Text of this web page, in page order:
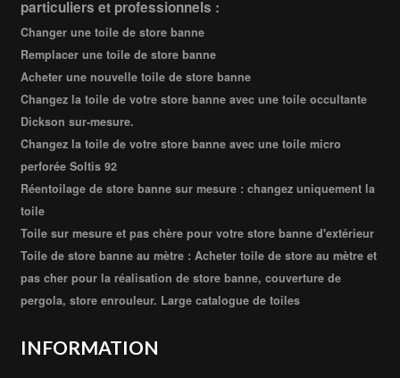
particuliers et professionnels :
Changer une toile de store banne
Remplacer une toile de store banne
Acheter une nouvelle toile de store banne
Changez la toile de votre store banne avec une toile occultante
Dickson sur-mesure.
Changez la toile de votre store banne avec une toile micro
perforée Soltis 92
Réentoilage de store banne sur mesure : changez uniquement la
toile
Toile sur mesure et pas chère pour votre store banne d'extérieur
Toile de store banne au mètre : Acheter toile de store au mètre et
pas cher pour la réalisation de store banne, couverture de
pergola, store enrouleur. Large catalogue de toiles
INFORMATION